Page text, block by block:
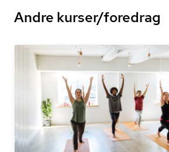
Andre kurser/foredrag